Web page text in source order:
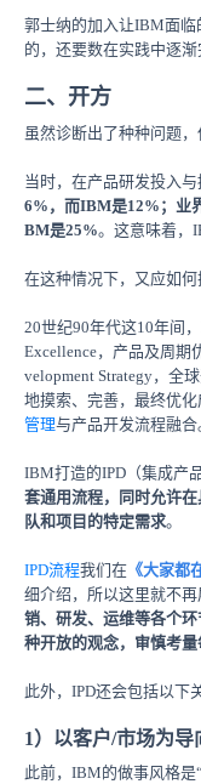
郭士纳的加入让IBM面临
的，还要数在实践中逐渐
二、开方
虽然诊断出了种种问题
当时，在产品研发投入与
6%，而IBM是12%；业
BM是25%。这意味着，
在这种情况下，又应如何
20世纪90年代这10年间
Excellence，产品及周期
velopment Strategy，全
地摸索、完善，最终优
管理与产品开发流程融合
IBM打造的IPD（集成产
套通用流程，同时允许
队和项目的特定需求。
IPD流程我们在 《大家都
细介绍，所以这里就不再
销、研发、运维等各个
种开放的观念，审慎考
此外，IPD还会包括以下
1）以客户/市场为导
此前，IBM的做事风格是